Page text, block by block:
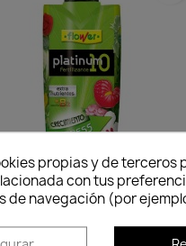
Abono Líquido Platinum 10
10,27 €
propias y de terceros
con tus
de navegación (por